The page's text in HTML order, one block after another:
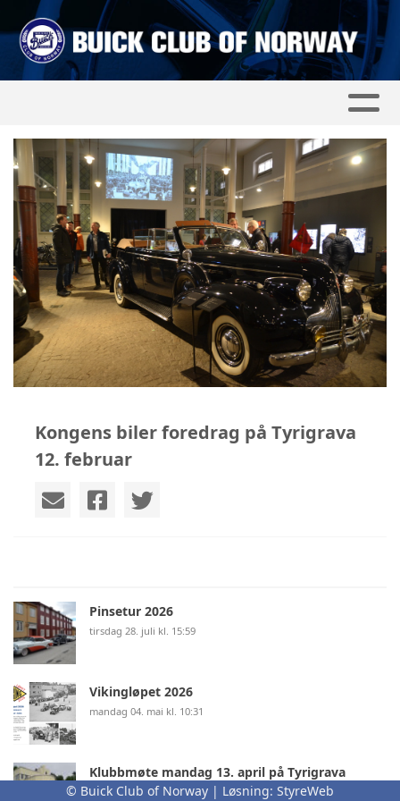
Kongens biler foredrag på Tyrigrava
12. februar
Pinsetur 2026
tirsdag 28. juli kl. 15:59
Vikingløpet 2026
mandag 04. mai kl. 10:31
Klubbmøte mandag 13. april på Tyrigrava
fredag 10. april kl. 02:00
© Buick Club of Norway | Løsning: StyreWeb